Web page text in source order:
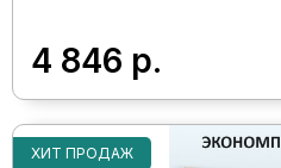
4 846 р.
ХИТ ПРОДАЖ